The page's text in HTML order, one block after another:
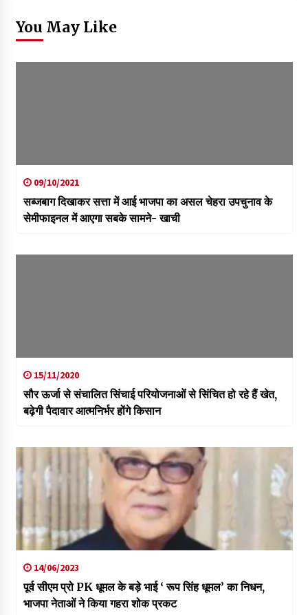
You May Like
09/10/2021
सब्जबाग दिखाकर सत्ता में आई भाजपा का असल चेहरा उपचुनाव के
सेमीफाइनल में आएगा सबके सामने- खाची
15/11/2020
सौर ऊर्जा से संचालित सिंचाई परियोजनाओं से सिंचित हो रहे हैं खेत,
बढ़ेगी पैदावार आत्मनिर्भर होंगे किसान
14/06/2023
पूर्व सीएम प्रो PK धूमल के बड़े भाई ‘ रूप सिंह धूमल’ का निधन,
भाजपा नेताओं ने किया गहरा शोक प्रकट